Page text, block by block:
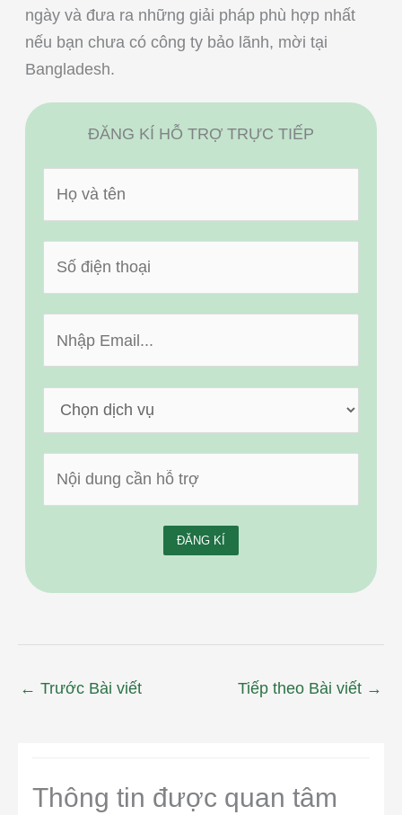
ngày và đưa ra những giải pháp phù hợp nhất
nếu bạn chưa có công ty bảo lãnh, mời tại
Bangladesh.
ĐĂNG KÍ HỖ TRỢ TRỰC TIẾP
← Trước Bài viết Tiếp theo Bài viết →
Thông tin được quan tâm